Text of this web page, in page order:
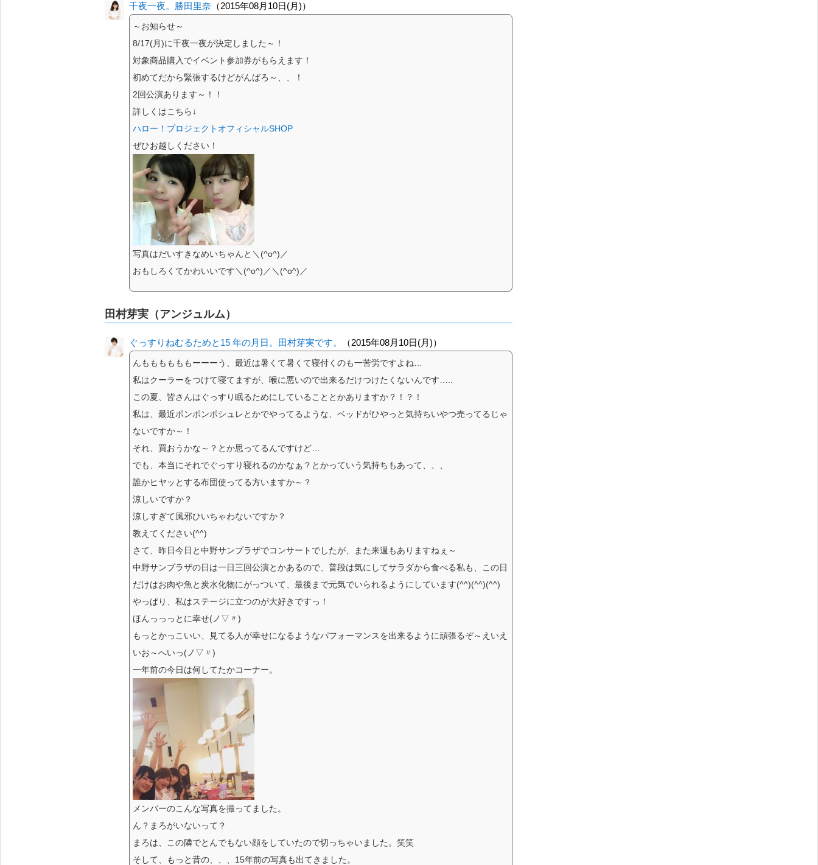
千夜一夜。勝田里奈 （2015年08月10日(月)）
～お知らせ～
8/17(月)に千夜一夜が決定しました～！
対象商品購入でイベント参加券がもらえます！
初めてだから緊張するけどがんばろ～、、！
2回公演あります～！！
詳しくはこちら↓
ハロー！プロジェクトオフィシャルSHOP
ぜひお越しください！
写真はだいすきなめいちゃんと＼(^o^)／
おもしろくてかわいいです＼(^o^)／＼(^o^)／
田村芽実（アンジュルム）
ぐっすりねむるためと15 年の月日。田村芽実です。 （2015年08月10日(月)）
んももももももーーーう、最近は暑くて暑くて寝付くのも一苦労ですよね…
私はクーラーをつけて寝てますが、喉に悪いので出来るだけつけたくないんです…..
この夏、皆さんはぐっすり眠るためにしていることとかありますか？！？！
私は、最近ポンポンポシュレとかでやってるような、ベッドがひやっと気持ちいやつ売ってるじゃ
ないですか～！
それ、買おうかな～？とか思ってるんですけど…
でも、本当にそれでぐっすり寝れるのかなぁ？とかっていう気持ちもあって、、、
誰かヒヤッとする布団使ってる方いますか～？
涼しいですか？
涼しすぎて風邪ひいちゃわないですか？
教えてください(^^)
さて、昨日今日と中野サンプラザでコンサートでしたが、また来週もありますねぇ～
中野サンプラザの日は一日三回公演とかあるので、普段は気にしてサラダから食べる私も、この日
だけはお肉や魚と炭水化物にがっついて、最後まで元気でいられるようにしています(^^)(^^)(^^)
やっぱり、私はステージに立つのが大好きですっ！
ほんっっっとに幸せ(ノ▽〃)
もっとかっこいい、見てる人が幸せになるようなパフォーマンスを出来るように頑張るぞ～えいえ
いお～へいっ(ノ▽〃)
一年前の今日は何してたかコーナー。
メンバーのこんな写真を撮ってました。
ん？まろがいないって？
まろは、この隣でとんでもない顔をしていたので切っちゃいました。笑笑
そして、もっと昔の、、、15年前の写真も出てきました。